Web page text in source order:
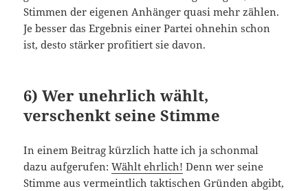
Stimmen der eigenen Anhänger quasi mehr zählen.
Je besser das Ergebnis einer Partei ohnehin schon
ist, desto stärker profitiert sie davon.
6) Wer unehrlich wählt,
verschenkt seine Stimme
In einem Beitrag kürzlich hatte ich ja schonmal
dazu aufgerufen:Wählt ehrlich! Denn wer seine
Stimme aus vermeintlich taktischen Gründen abgibt,